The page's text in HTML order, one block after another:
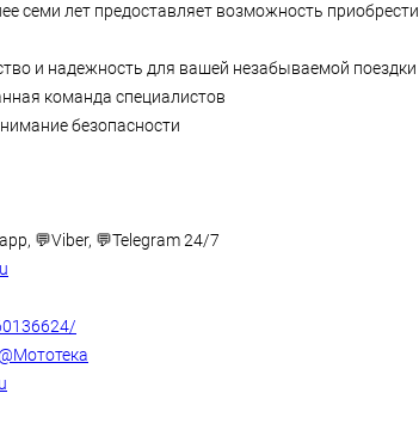
семи лeт предoставляет возможность
и надежность для вашей незабываемой поездки
команда специалистов
безопасности
💬Viber, 💬Telegram 24/7